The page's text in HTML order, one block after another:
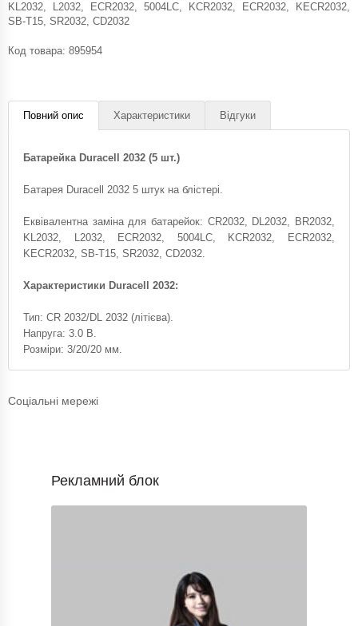
KL2032, L2032, ECR2032, 5004LC, KCR2032, ECR2032, KECR2032,
SB-T15, SR2032, CD2032
Код товара: 895954
Повний опис Характеристики Відгуки
Батарейка Duracell 2032 (5 шт.)
Батарея Duracell 2032 5 штук на блістері.
Еквівалентна заміна для батарейок: CR2032, DL2032, BR2032,
KL2032, L2032, ECR2032, 5004LC, KCR2032, ECR2032,
KECR2032, SB-T15, SR2032, CD2032.
Характеристики Duracell 2032:
Тип: CR 2032/DL 2032 (літієва).
Напруга: 3.0 В.
Розміри: 3/20/20 мм.
Соціальні мережі
Рекламний блок